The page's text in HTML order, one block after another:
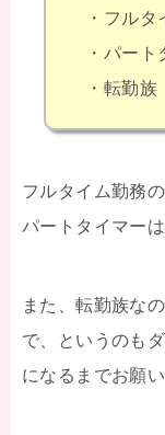
・フルタ
・パート
・転勤族
フルタイム勤務
パートタイマー
また、転勤族な
で、というのも
になるまでお願